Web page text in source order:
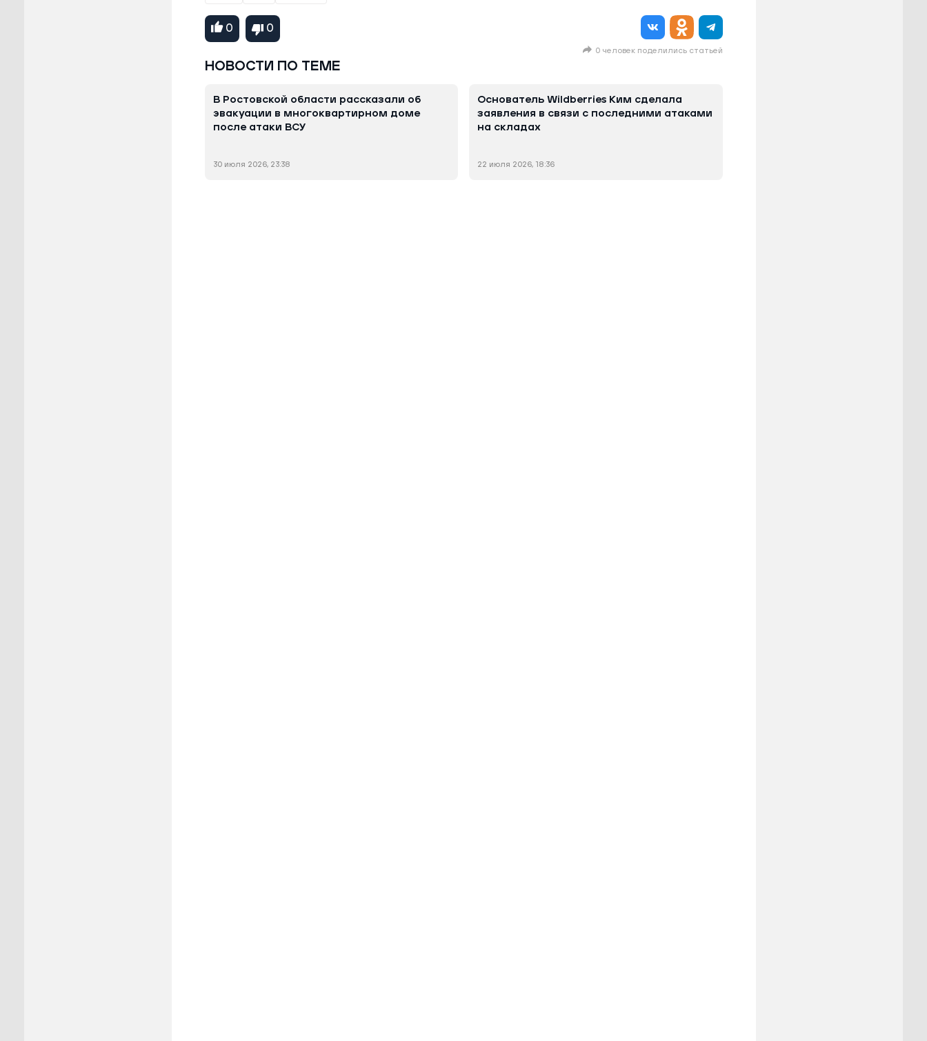
0 0
0 человек поделились статьей
НОВОСТИ ПО ТЕМЕ
В Ростовской области рассказали об
эвакуации в многоквартирном доме
после атаки ВСУ
30 июля 2026, 23:38
Основатель Wildberries Ким сделала
заявления в связи с последними атаками
на складах
22 июля 2026, 18:36